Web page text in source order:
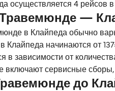
осуществляется 4 рейсов
—
в Клайпеда обычно
Клайпеда начинаются от
в зависимости от
включают сервисные
до